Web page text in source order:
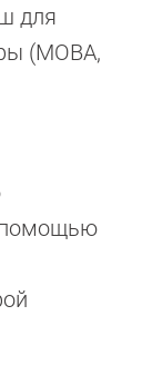
для
(MOBA,
помощью